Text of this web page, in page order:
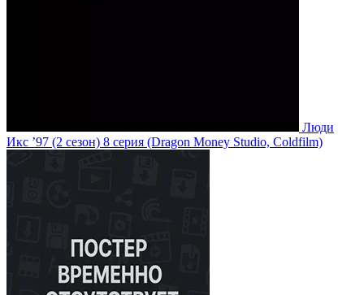
Люди
Икс ’97 (2 сезон) 8 серия (Dragon Money Studio, Coldfilm)